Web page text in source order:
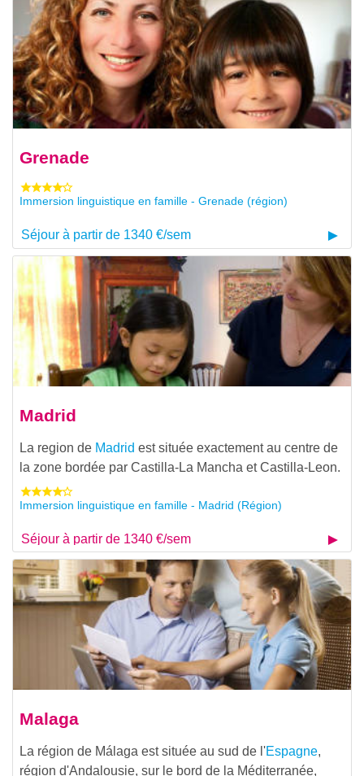
Grenade
Immersion linguistique en famille - Grenade (région)
Séjour à partir de 1340 €/sem
Madrid
La region de Madrid est située exactement au centre de
la zone bordée par Castilla-La Mancha et Castilla-Leon.
Immersion linguistique en famille - Madrid (Région)
Séjour à partir de 1340 €/sem
Malaga
La région de Málaga est située au sud de l'Espagne,
région d'Andalousie, sur le bord de la Méditerranée,